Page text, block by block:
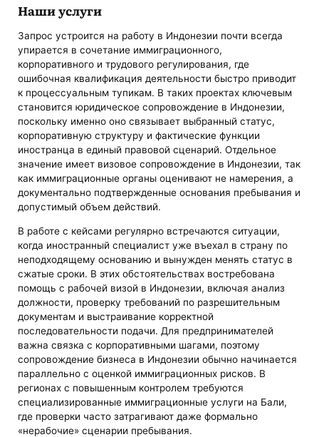
Наши услуги
Запрос устроится на работу в Индонезии почти всегда
упирается в сочетание иммиграционного,
корпоративного и трудового регулирования, где
ошибочная квалификация деятельности быстро приводит
к процессуальным тупикам. В таких проектах ключевым
становится юридическое сопровождение в Индонезии,
поскольку именно оно связывает выбранный статус,
корпоративную структуру и фактические функции
иностранца в единый правовой сценарий. Отдельное
значение имеет визовое сопровождение в Индонезии, так
как иммиграционные органы оценивают не намерения, а
документально подтвержденные основания пребывания и
допустимый объем действий.
В работе с кейсами регулярно встречаются ситуации,
когда иностранный специалист уже въехал в страну по
неподходящему основанию и вынужден менять статус в
сжатые сроки. В этих обстоятельствах востребована
помощь с рабочей визой в Индонезии, включая анализ
должности, проверку требований по разрешительным
документам и выстраивание корректной
последовательности подачи. Для предпринимателей
важна связка с корпоративными шагами, поэтому
сопровождение бизнеса в Индонезии обычно начинается
параллельно с оценкой иммиграционных рисков. В
регионах с повышенным контролем требуются
специализированные иммиграционные услуги на Бали,
где проверки часто затрагивают даже формально
«нерабочие» сценарии пребывания.